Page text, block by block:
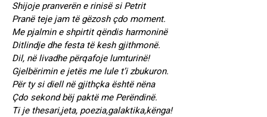
Shijoje pranverën e rinisë si Petrit
Pranë teje jam të gëzosh çdo moment.
Me pjalmin e shpirtit qëndis harmoninë
Ditlindje dhe festa të kesh gjithmonë.
Dil, në livadhe përqafoje lumturinë!
Gjelbërimin e jetës me lule t’i zbukuron.
Për ty si diell në gjithçka është nëna
Çdo sekond bëj paktë me Perëndinë.
Ti je thesari,jeta, poezia,galaktika,kënga!